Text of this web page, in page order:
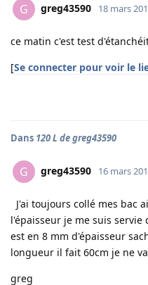
G greg43590 18 mars
ce matin c'est test
[Se connecter pour voir le
Dans 120 L de greg43590
G greg43590 16 mars
J'ai toujours collé mes bac
l'épaisseur je me suis
est en 8 mm d'épaisseur
longueur il fait 60cm je ne
greg